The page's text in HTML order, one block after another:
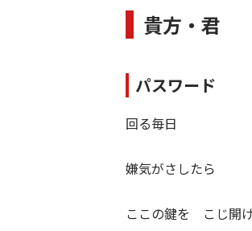
貴方・君
パスワード
回る毎日
嫌気がさしたら
ここの鍵を こじ開け